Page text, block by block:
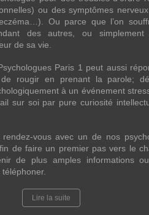
ou des symptômes
Ou parce que l’on
des autres, ou
de sa vie.
Paris 1 peut aussi
rougir en prenant la parole;
à un événement
sur soi par pure curiosité
vous avec un de nos
de faire un premier pas vers le
de plus amples informations
Lire la suite